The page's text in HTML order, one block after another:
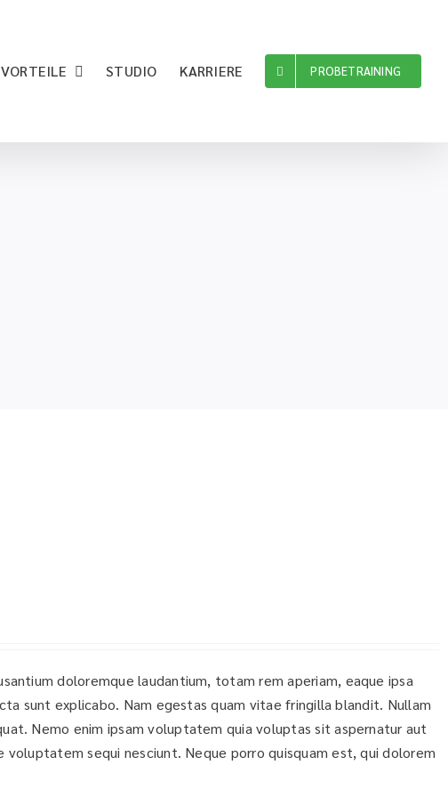
VORTEILE STUDIO KARRIERE PROBETRAINING
doloremque laudantium, totam rem aperiam, eaque ipsa
sunt explicabo. Nam egestas quam vitae fringilla blandit. Nullam
Nemo enim ipsam voluptatem quia voluptas sit aspernatur aut
sequi nesciunt. Neque porro quisquam est, qui dolorem